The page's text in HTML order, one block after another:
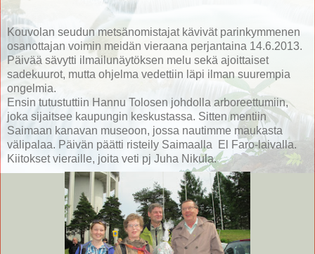
Kouvolan seudun metsänomistajat kävivät parinkymmenen
osanottajan voimin meidän vieraana perjantaina 14.6.2013.
Päivää sävytti ilmailunäytöksen melu sekä ajoittaiset
sadekuurot, mutta ohjelma vedettiin läpi ilman suurempia
ongelmia.
Ensin tutustuttiin Hannu Tolosen johdolla arboreettumiin,
joka sijaitsee kaupungin keskustassa. Sitten mentiin
Saimaan kanavan museoon, jossa nautimme maukasta
välipalaa. Päivän päätti risteily Saimaalla El Faro-laivalla.
Kiitokset vieraille, joita veti pj Juha Nikula.